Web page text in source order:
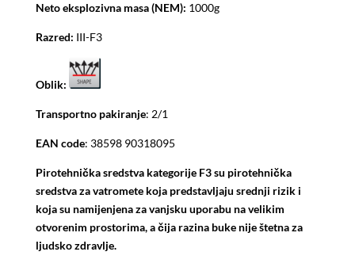
Neto eksplozivna masa (NEM): 1000g
Razred: III-F3
Oblik:
Transportno pakiranje: 2/1
EAN code: 38598 90318095
Pirotehnička sredstva kategorije F3 su pirotehnička
sredstva za vatromete koja predstavljaju srednji rizik i
koja su namijenjena za vanjsku uporabu na velikim
otvorenim prostorima, a čija razina buke nije štetna za
ljudsko zdravlje.